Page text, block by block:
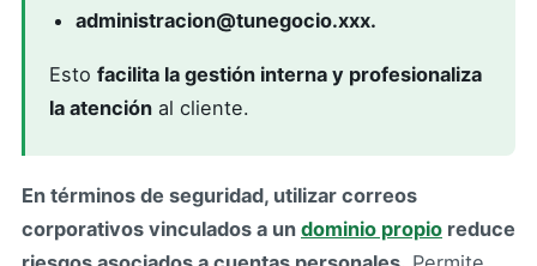
administracion@tunegocio.xxx.
Esto facilita la gestión interna y profesionaliza
la atenciónal cliente.
En términos de seguridad, utilizar correos
corporativos vinculados a un dominio propio reduce